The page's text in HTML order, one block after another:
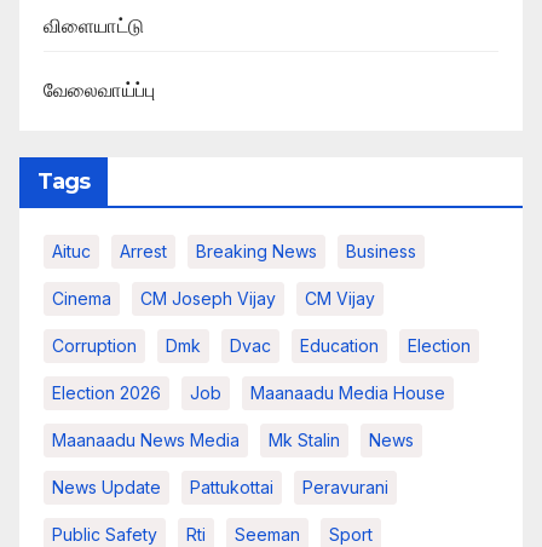
விளையாட்டு
வேலைவாய்ப்பு
Tags
Aituc Arrest Breaking News​ Business
Cinema CM Joseph Vijay CM Vijay
Corruption Dmk Dvac Education Election
Election 2026 Job Maanaadu Media House
Maanaadu News Media Mk Stalin News
News Update Pattukottai Peravurani
Public Safety Rti Seeman Sport